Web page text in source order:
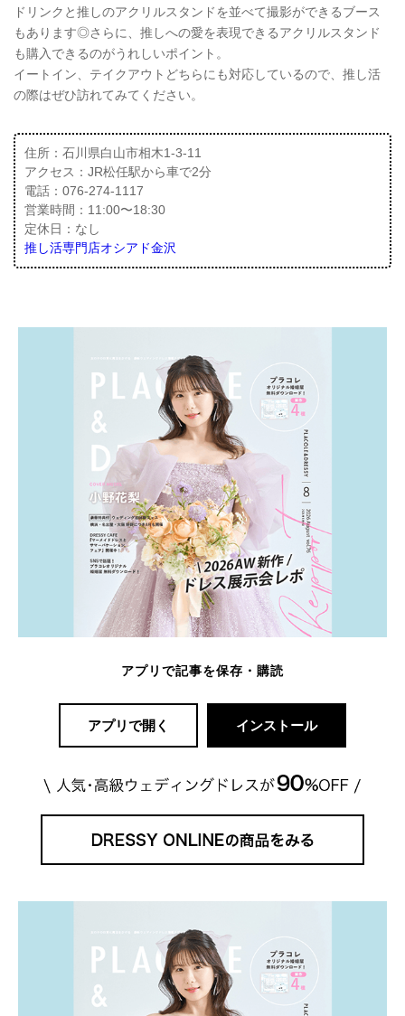
ドリンクと推しのアクリルスタンドを並べて撮影ができるブース
もあります◎さらに、推しへの愛を表現できるアクリルスタンド
も購入できるのがうれしいポイント。
イートイン、テイクアウトどちらにも対応しているので、推し活
の際はぜひ訪れてみてください。
住所：石川県白山市相木1-3-11
アクセス：JR松任駅から車で2分
電話：076-274-1117
営業時間：11:00〜18:30
定休日：なし
推し活専門店オシアド金沢
アプリで記事を保存・購読
アプリで開く インストール